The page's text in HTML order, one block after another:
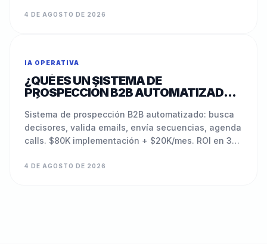
4 DE AGOSTO DE 2026
IA OPERATIVA
¿QUÉ ES UN SISTEMA DE
PROSPECCIÓN B2B AUTOMATIZADO?
(2026)
Sistema de prospección B2B automatizado: busca
decisores, valida emails, envía secuencias, agenda
calls. $80K implementación + $20K/mes. ROI en 30-
4 DE AGOSTO DE 2026